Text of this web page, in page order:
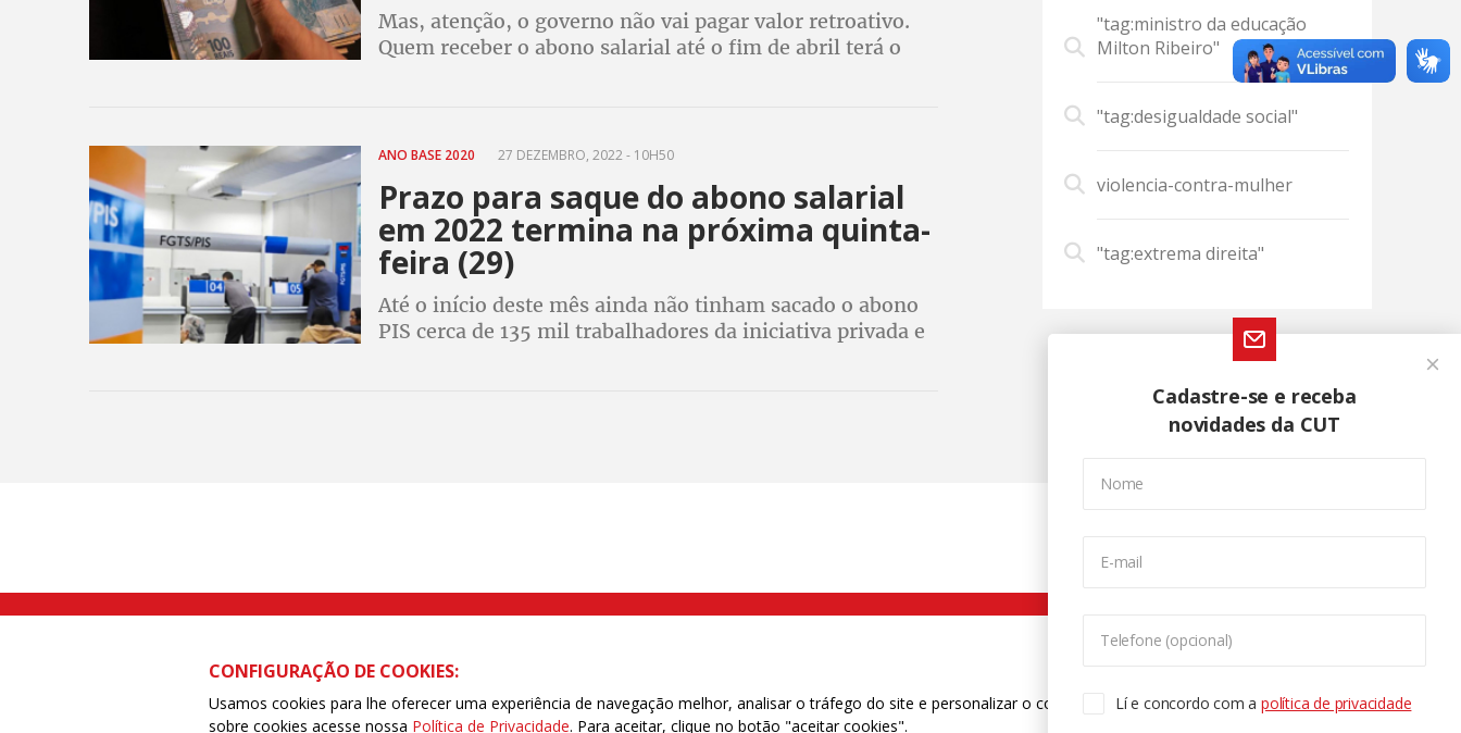
Mas, atenção, o governo não vai pagar valor retroativo.
Quem receber o abono salarial até o fim de abril terá o
ANO BASE 2020 27 DEZEMBRO, 2022 - 10H50
Prazo para saque do abono salarial
em 2022 termina na próxima quinta-
feira (29)
Até o início deste mês ainda não tinham sacado o abono
PIS cerca de 135 mil trabalhadores da iniciativa privada e
"tag:ministro da educação
Milton Ribeiro"
"tag:desigualdade social"
violencia-contra-mulher
"tag:extrema direita"
Cadastre-se e receba
novidades da CUT
Nome
E-mail
Telefone (opcional)
Lí e concordo com apolítica de privacidade
Rua Caetano Pinto nº 575 CEP 03041-000 Brás, São Paulo/SP | Telefone (11) 2108 9200 - Fax (11) 2108 9310
CONFIGURAÇÃO DE COOKIES:
Usamos cookies para lhe oferecer uma experiência de navegação melhor, analisar o tráfego do site e personalizar o conteúdo. Para saber mais
sobre cookies acesse nossa Política de Privacidade. Para aceitar, clique no botão "aceitar cookies".